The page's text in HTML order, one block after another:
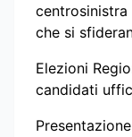
centrosinistra
che si
Elezioni
candidati